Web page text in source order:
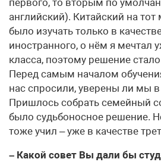
английский). Китайский на
было изучать только в
иностранного, о нём я мечтал
класса, поэтому решение
Перед самым началом
нас спросили, уверены ли мы
Пришлось собрать семейный
было судьбоносное решение.
тоже учил – уже в качестве
– Какой совет Вы дали бы